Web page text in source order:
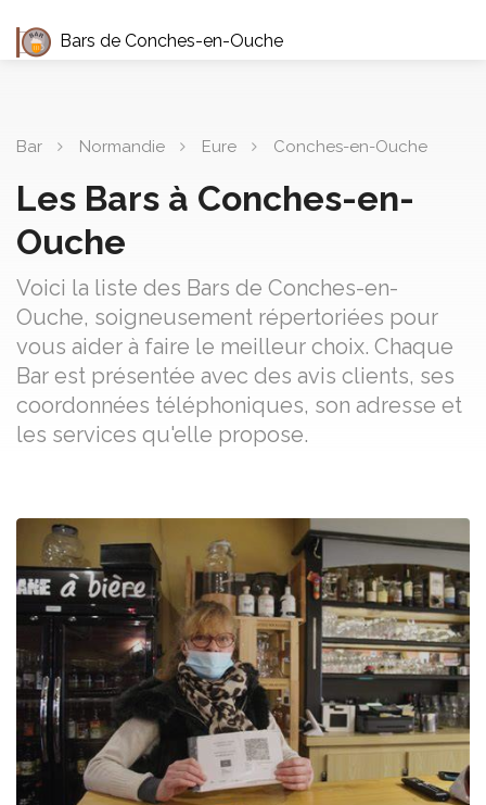
Bars de Conches-en-Ouche
Bar Normandie Eure Conches-en-Ouche
Les Bars à Conches-en-
Ouche
Voici la liste des Bars de Conches-en-
Ouche, soigneusement répertoriées pour
vous aider à faire le meilleur choix. Chaque
Bar est présentée avec des avis clients, ses
coordonnées téléphoniques, son adresse et
les services qu'elle propose.